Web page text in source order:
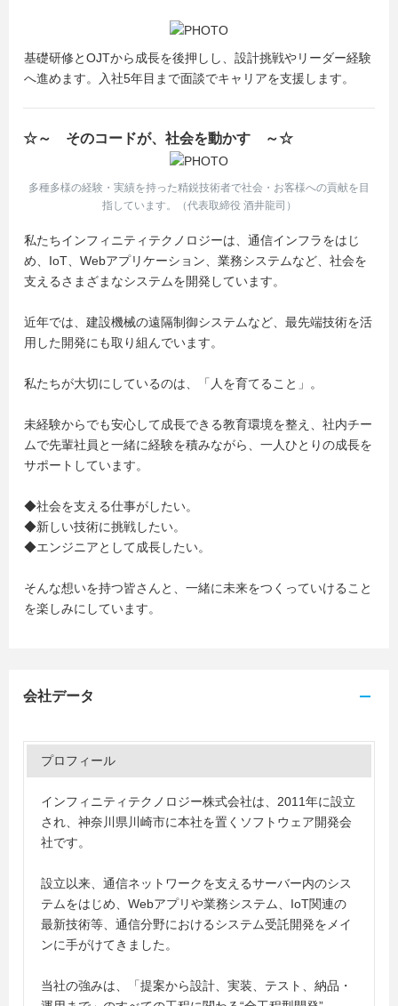
基礎研修とOJTから成長を後押しし、設計挑戦やリーダー経験
へ進めます。入社5年目まで面談でキャリアを支援します。
☆～ そのコードが、社会を動かす ～☆
多種多様の経験・実績を持った精鋭技術者で社会・お客様への貢献を目
指しています。（代表取締役 酒井龍司）
私たちインフィニティテクノロジーは、通信インフラをはじ
め、IoT、Webアプリケーション、業務システムなど、社会を
支えるさまざまなシステムを開発しています。
近年では、建設機械の遠隔制御システムなど、最先端技術を活
用した開発にも取り組んでいます。
私たちが大切にしているのは、「人を育てること」。
未経験からでも安心して成長できる教育環境を整え、社内チー
ムで先輩社員と一緒に経験を積みながら、一人ひとりの成長を
サポートしています。
◆社会を支える仕事がしたい。
◆新しい技術に挑戦したい。
◆エンジニアとして成長したい。
そんな想いを持つ皆さんと、一緒に未来をつくっていけること
を楽しみにしています。
会社データ
プロフィール
インフィニティテクノロジー株式会社は、2011年に設立
され、神奈川県川崎市に本社を置くソフトウェア開発会
社です。
設立以来、通信ネットワークを支えるサーバー内のシス
テムをはじめ、Webアプリや業務システム、IoT関連の
最新技術等、通信分野におけるシステム受託開発をメイ
ンに手がけてきました。
当社の強みは、「提案から設計、実装、テスト、納品・